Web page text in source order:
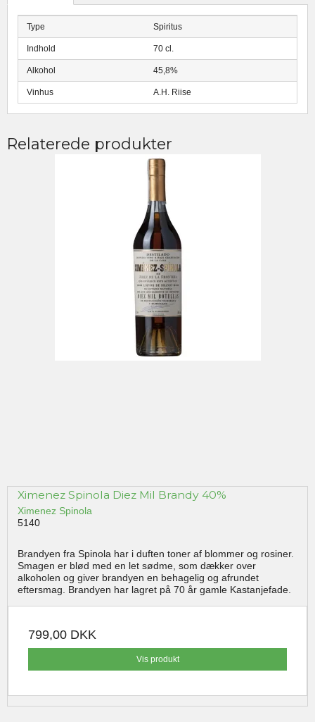
Type Spiritus
Indhold 70 cl.
Alkohol 45,8%
Vinhus A.H. Riise
Relaterede produkter
Ximenez Spinola Diez Mil Brandy 40%
Ximenez Spinola
5140
Brandyen fra Spinola har i duften toner af blommer og rosiner.
Smagen er blød med en let sødme, som dækker over
alkoholen og giver brandyen en behagelig og afrundet
eftersmag. Brandyen har lagret på 70 år gamle Kastanjefade.
799,00 DKK
Vis produkt